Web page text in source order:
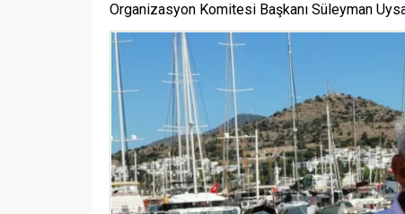
Organizasyon Komitesi Başkanı Süleyman